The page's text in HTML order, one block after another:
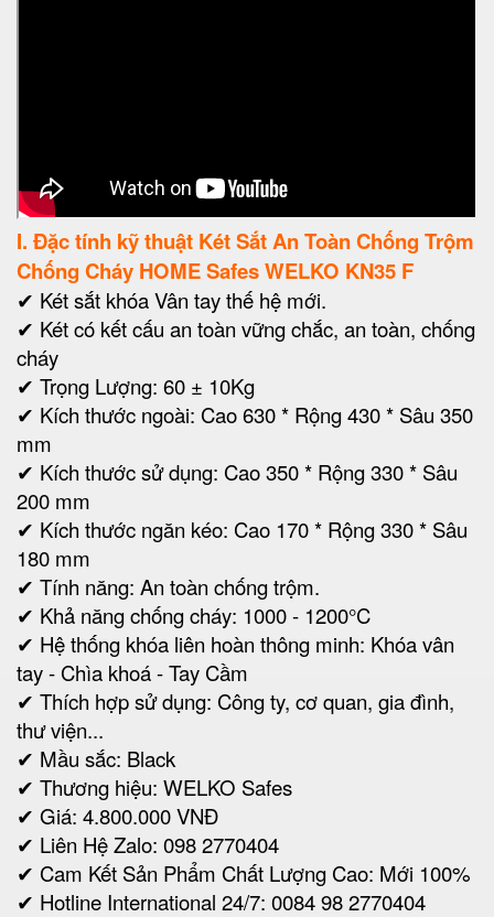
I. Đặc tính kỹ thuật Két Sắt An Toàn Chống Trộm
Chống Cháy HOME Safes WELKO KN35 F
✔ Két sắt khóa Vân tay thế hệ mới.
✔ Két có kết cấu an toàn vững chắc, an toàn, chống
cháy
✔ Trọng Lượng: 60 ± 10Kg
✔ Kích thước ngoài: Cao 630 * Rộng 430 * Sâu 350
mm
✔ Kích thước sử dụng: Cao 350 * Rộng 330 * Sâu
200 mm
✔ Kích thước ngăn kéo: Cao 170 * Rộng 330 * Sâu
180 mm
✔ Tính năng: An toàn chống trộm.
✔ Khả năng chống cháy: 1000 - 1200°C
✔ Hệ thống khóa liên hoàn thông minh: Khóa vân
tay - Chìa khoá - Tay Cầm
✔ Thích hợp sử dụng: Công ty, cơ quan, gia đình,
thư viện...
✔ Mầu sắc: Black
✔ Thương hiệu: WELKO Safes
✔ Giá: 4.800.000 VNĐ
✔ Liên Hệ Zalo: 098 2770404
✔ Cam Kết Sản Phẩm Chất Lượng Cao: Mới 100%
✔ Hotline International 24/7: 0084 98 2770404